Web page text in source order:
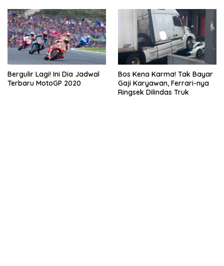
Bergulir Lagi! Ini Dia Jadwal
Terbaru MotoGP 2020
Bos Kena Karma! Tak Bayar
Gaji Karyawan, Ferrari-nya
Ringsek Dilindas Truk